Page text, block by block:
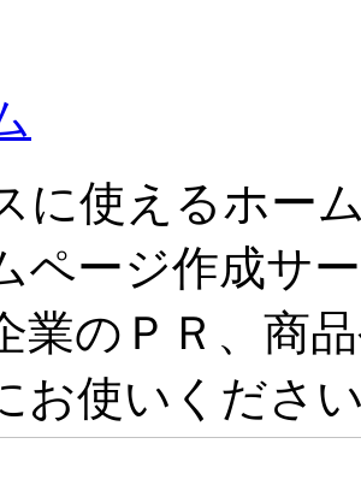
に使えるホー
ページ作成サ
業のＰＲ、商
お使いくださ